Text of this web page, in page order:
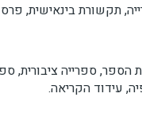
תקשורת בינאישית,
הספר, ספרייה ציבורית,
עידוד הקריאה.